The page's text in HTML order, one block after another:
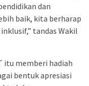
dan
baik, kita berharap
tandas Wakil
itu memberi hadiah
bentuk apresiasi